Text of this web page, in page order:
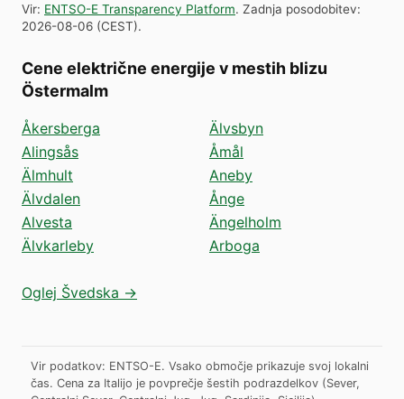
Vir: ENTSO-E Transparency Platform. Zadnja posodobitev:
2026-08-06 (CEST).
Cene električne energije v mestih blizu
Östermalm
Åkersberga
Alingsås
Älmhult
Älvdalen
Alvesta
Älvkarleby
Älvsbyn
Åmål
Aneby
Ånge
Ängelholm
Arboga
Oglej Švedska →
Vir podatkov: ENTSO-E. Vsako območje prikazuje svoj lokalni
čas. Cena za Italijo je povprečje šestih podrazdelkov (Sever,